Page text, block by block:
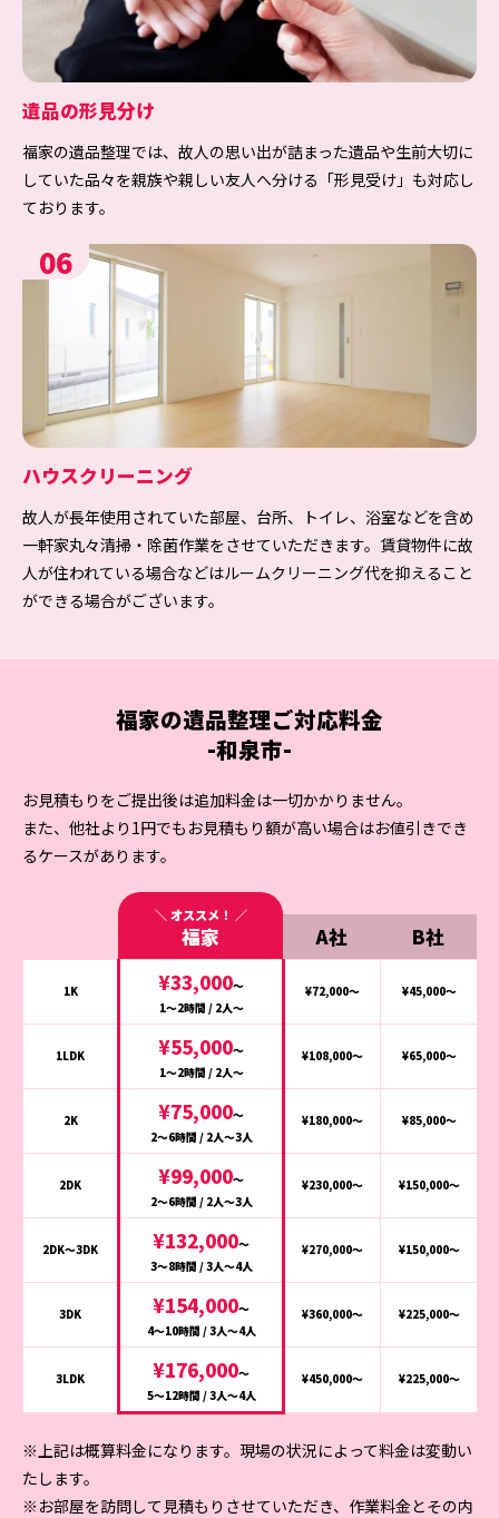
遺品の形見分け
福家の遺品整理では、故人の思い出が詰まった遺品や生前大切に
していた品々を親族や親しい友人へ分ける「形見受け」も対応し
ております。
06
ハウスクリーニング
故人が長年使用されていた部屋、台所、トイレ、浴室などを含め
一軒家丸々清掃・除菌作業をさせていただきます。賃貸物件に故
人が住われている場合などはルームクリーニング代を抑えること
ができる場合がございます。
福家の遺品整理ご対応料金
-和泉市-
お見積もりをご提出後は追加料金は一切かかりません。
また、他社より1円でもお見積もり額が高い場合はお値引きでき
るケースがあります。
福家 A社 B社
1K ¥33,000〜
1〜2時間 / 2人〜
¥72,000〜 ¥45,000〜
1LDK ¥55,000〜
1〜2時間 / 2人〜
¥108,000〜 ¥65,000〜
2K ¥75,000〜
2〜6時間 / 2人〜3人
¥180,000〜 ¥85,000〜
2DK ¥99,000〜
2〜6時間 / 2人〜3人
¥230,000〜 ¥150,000〜
2DK～3DK ¥132,000〜
3〜8時間 / 3人〜4人
¥270,000〜 ¥150,000〜
3DK ¥154,000〜
4〜10時間 / 3人〜4人
¥360,000〜 ¥225,000〜
3LDK ¥176,000〜
5〜12時間 / 3人〜4人
¥450,000〜 ¥225,000〜
※上記は概算料金になります。現場の状況によって料金は変動い
たします。
※お部屋を訪問して見積もりさせていただき、作業料金とその内